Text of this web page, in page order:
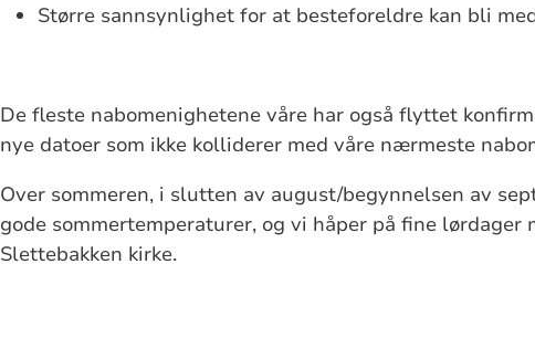
Større sannsynlighet for at besteforeldre kan bli
De fleste nabomenighetene våre har også flyttet
nye datoer som ikke kolliderer med våre nærmeste
Over sommeren, i slutten av august/begynnelsen av
gode sommertemperaturer, og vi håper på fine lørdager
Slettebakken kirke.